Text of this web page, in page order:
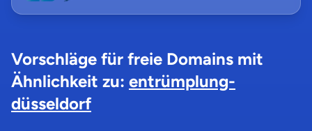
Vorschläge für freie Domains mit
Ähnlichkeit zu: entrümplung-
düsseldorf